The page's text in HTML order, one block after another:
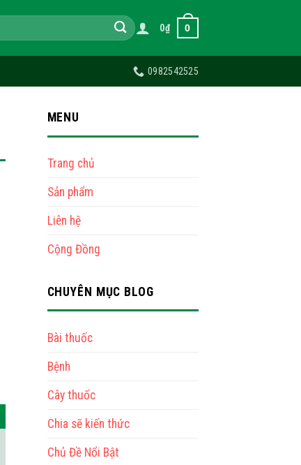
0₫ 0
0982542525
MENU
Trang chủ
Sản phẩm
Liên hệ
Cộng Đồng
CHUYÊN MỤC BLOG
Bài thuốc
Bệnh
Cây thuốc
Chia sẽ kiến thức
Chủ Đề Nổi Bật